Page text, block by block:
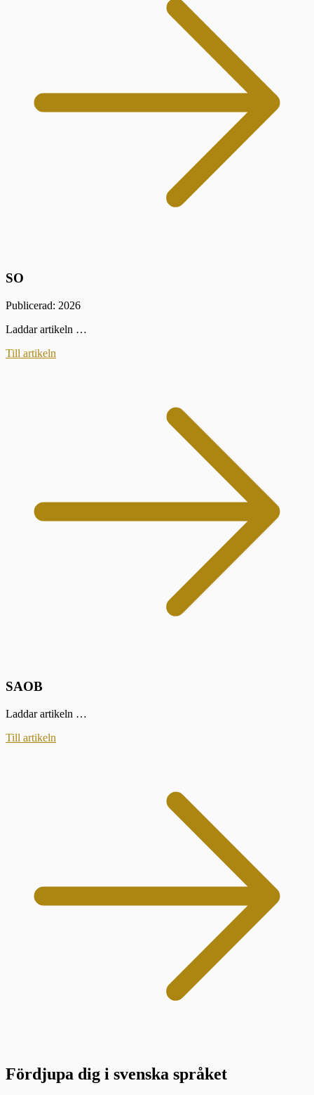
SO
Publicerad: 2026
Laddar artikeln …
Till artikeln
SAOB
Laddar artikeln …
Till artikeln
Fördjupa dig i svenska språket